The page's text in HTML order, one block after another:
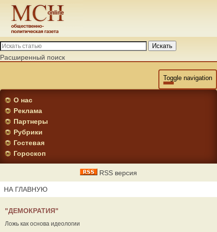
Искать
Расширенный поиск
Toggle navigation
О нас
Реклама
Партнеры
Рубрики
Гостевая
Гороскоп
RSS версия
НА ГЛАВНУЮ
"ДЕМОКРАТИЯ"
Ложь как основа идеологии